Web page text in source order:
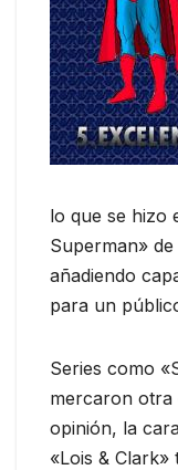
lo que se hizo
Superman»
añadiendo
para un
Series como
mercaron otra
opinión, la
«Lois &